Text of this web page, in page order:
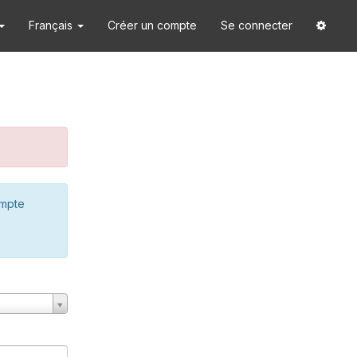
Français Créer un compte Se connecter